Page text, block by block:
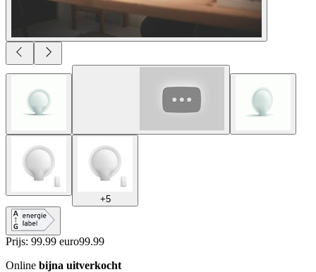
+5
Prijs: 99.99 euro99.99
Online bijna uitverkocht